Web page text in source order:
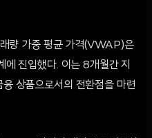
량 가중 평균 가격(VWAP)은
진입했다. 이는 8개월간 지
상품으로서의 전환점을 마련